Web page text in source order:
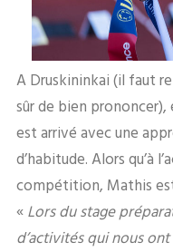
A Druskininkai (il faut
sûr de bien
est arrivé avec une
d’habitude. Alors qu’à
compétition, Mathis
«Lors du stage
d’activités qui nous